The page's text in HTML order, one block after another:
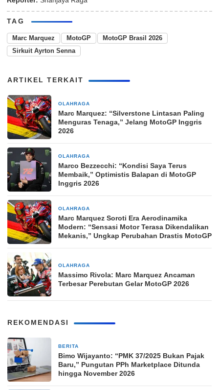
TAG
Marc Marquez MotoGP
MotoGP Brasil 2026
Sirkuit Ayrton Senna
ARTIKEL TERKAIT
OLAHRAGA
Marc Marquez: “Silverstone Lintasan Paling
Menguras Tenaga,” Jelang MotoGP Inggris
2026
OLAHRAGA
Marco Bezzecchi: “Kondisi Saya Terus
Membaik,” Optimistis Balapan di MotoGP
Inggris 2026
OLAHRAGA
Marc Marquez Soroti Era Aerodinamika
Modern: “Sensasi Motor Terasa Dikendalikan
Mekanis,” Ungkap Perubahan Drastis MotoGP
OLAHRAGA
Massimo Rivola: Marc Marquez Ancaman
Terbesar Perebutan Gelar MotoGP 2026
REKOMENDASI
BERITA
Bimo Wijayanto: “PMK 37/2025 Bukan Pajak
Baru,” Pungutan PPh Marketplace Ditunda
hingga November 2026